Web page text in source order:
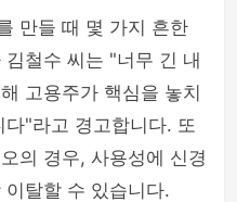
만들 때 몇 가지 흔한
철수 씨는 "너무 긴 내
고용주가 핵심을 놓치
"라고 경고합니다. 또
의 경우, 사용성에 신경
탈할 수 있습니다.